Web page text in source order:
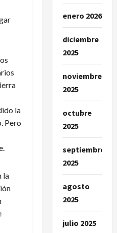
la
Pero
la
enero 2026
diciembre
2025
noviembre
2025
octubre
2025
septiembre
2025
agosto
2025
julio 2025